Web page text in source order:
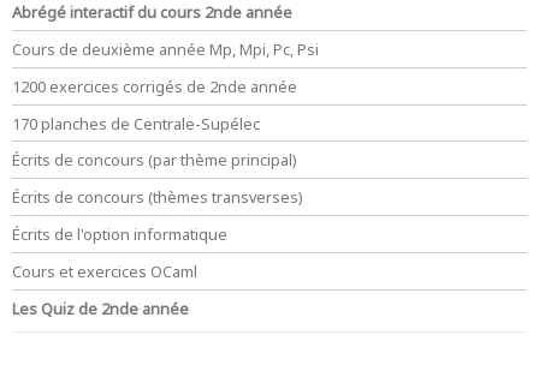
Abrégé interactif du cours 2nde année
Cours de deuxième année Mp, Mpi, Pc, Psi
1200 exercices corrigés de 2nde année
170 planches de Centrale-Supélec
Écrits de concours (par thème principal)
Écrits de concours (thèmes transverses)
Écrits de l'option informatique
Cours et exercices OCaml
Les Quiz de 2nde année